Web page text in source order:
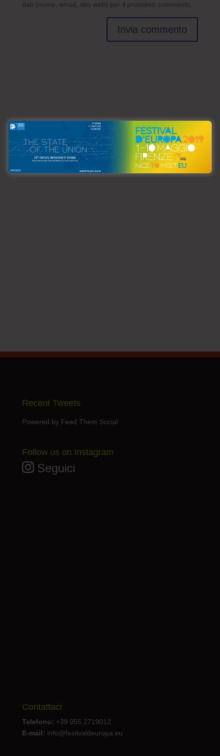
dati (nome, email, sito web) per il prossimo commento.
Recent Tweets
Powered by Feed Them Social
Follow us on Instagram
Seguici
Contattaci
Telefono: +39 055 2719012
E-mail: info@festivaldeuropa.eu